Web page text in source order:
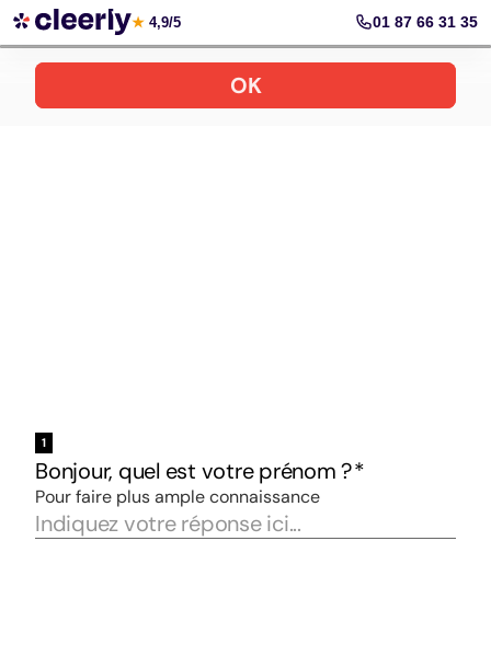
Votre simulation gratuite et personnalisée
★ 4,9/5 01 87 66 31 35